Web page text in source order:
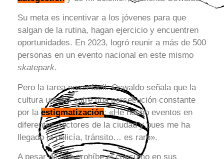
Su meta es incentivar a los jóvenes para que
salgan de la rutina, hagan ejercicio y encuentren
oportunidades. En 2023, logró reunir a más de 500
personas en un evento nacional en este mismo
skatepark.
Pero la tarea no es fácil. Oswaldo señala que la
cultura urbana sufre una persecución constante
por la estigmatización: «He hecho eventos en
diferentes sectores de la ciudad y pues me ha
llegado la policía, tránsito… es raro».
A pesar de que prohíbe el consumo en sus